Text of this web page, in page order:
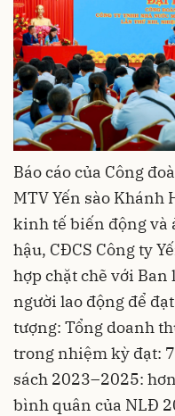
Báo cáo của Công
MTV Yến sào Khánh
kinh tế biến động và
hậu, CĐCS Công ty
hợp chặt chẽ với Ban
người lao động để
tượng: Tổng doanh
trong nhiệm kỳ đạt:
sách 2023–2025:
bình quân của NLĐ